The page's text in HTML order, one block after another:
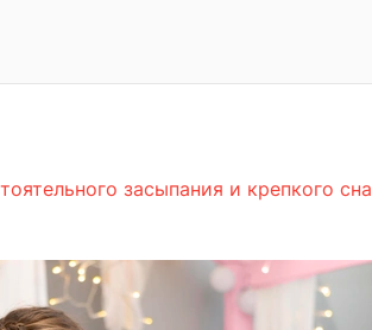
засыпания и крепкого сна